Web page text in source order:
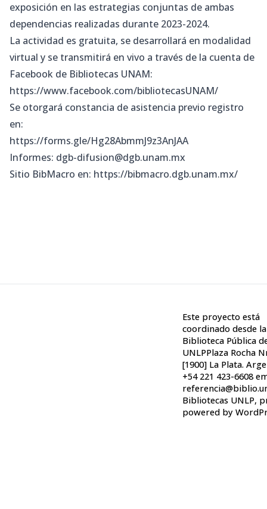
exposición en las estrategias conjuntas de ambas
dependencias realizadas durante 2023-2024.
La actividad es gratuita, se desarrollará en modalidad
virtual y se transmitirá en vivo a través de la cuenta de
Facebook de Bibliotecas UNAM:
https://www.facebook.com/bibliotecasUNAM/
Se otorgará constancia de asistencia previo registro
en:
https://forms.gle/Hg28AbmmJ9z3AnJAA
Informes: dgb-difusion@dgb.unam.mx
Sitio BibMacro en: https://bibmacro.dgb.unam.mx/
Este proyecto está
coordinado desde la
Biblioteca Pública
UNLPPlaza Rocha
[1900] La Plata.
+54 221 423-6608
Bibliotecas UNLP,
powered by